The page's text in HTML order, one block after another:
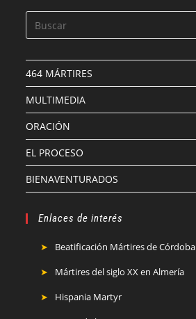
464 MÁRTIRES
MULTIMEDIA
ORACIÓN
EL PROCESO
BIENAVENTURADOS
Enlaces de interés
Beatificación Mártires de Córdoba
Mártires del siglo XX en Almería
Hispania Martyr